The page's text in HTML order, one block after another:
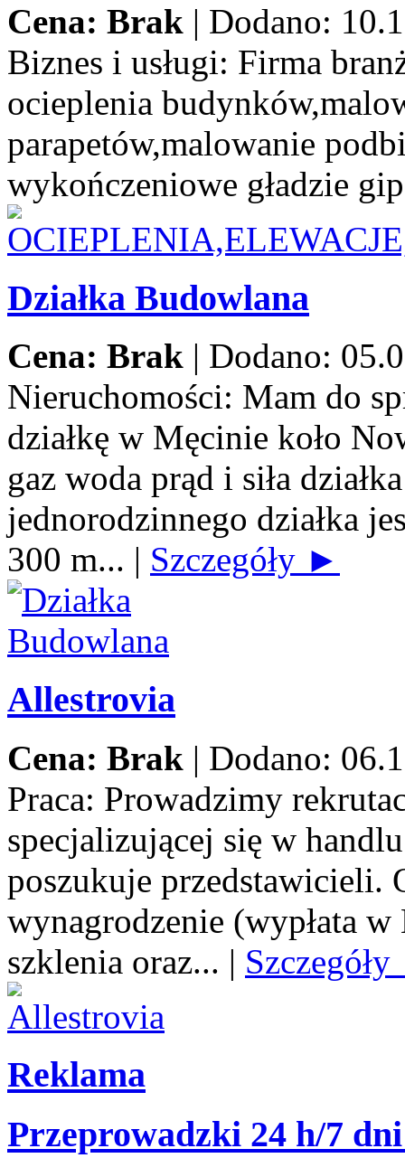
Cena: Brak | Dodano:
Biznes i usługi: Firma
ocieplenia
parapetów,malowanie
wykończeniowe gładzie
Działka Budowlana
Cena: Brak | Dodano:
Nieruchomości: Mam do
działkę w Męcinie koło
gaz woda prąd i siła
jednorodzinnego działka
300 m... | Szczegóły ►
Allestrovia
Cena: Brak | Dodano:
Praca: Prowadzimy
specjalizującej się w
poszukuje przedstawicieli.
wynagrodzenie (wypłata
szklenia oraz... |
Reklama
Przeprowadzki 24 h/7